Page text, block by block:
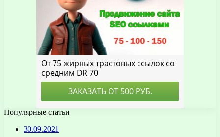
Популярные статьи
30.09.2021